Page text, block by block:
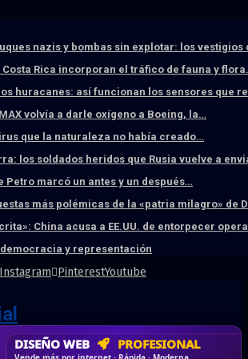
nazis y bombas sin explotar: los vestigios
Rica incorporan el tráfico de fauna y
huracanes: así funcionan los sensores que
volvía a darle oxígeno a Boeing, la…
que la naturaleza no había creado…
los soldados heridos que Rusia vuelve a
Petro marcó un antes y un después…
más polémicas de la «patria milagro» de
China acusa a EE.UU. de entorpecer
y representación
Instagram PinterestYoutube
HOSTING SSD SÚPER RÁPIDO
DISEÑO WEB PROFESIONAL
CRM & DASHBOARD A MEDIDA
CORREO CORPORATIVO